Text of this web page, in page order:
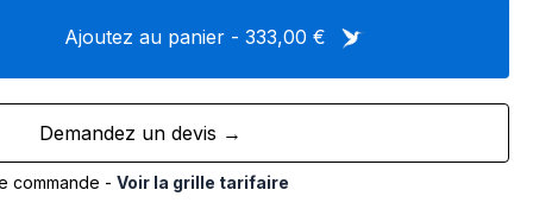
Ajoutez au panier - 333,00 €
Demandez un devis →
commande - Voir la grille tarifaire